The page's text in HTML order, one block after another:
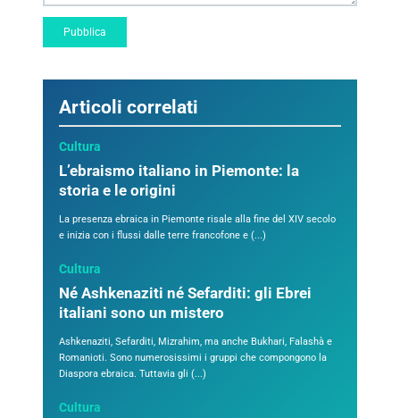
Articoli correlati
Cultura
L’ebraismo italiano in Piemonte: la
storia e le origini
La presenza ebraica in Piemonte risale alla fine del XIV secolo
e inizia con i flussi dalle terre francofone e (...)
Cultura
Né Ashkenaziti né Sefarditi: gli Ebrei
italiani sono un mistero
Ashkenaziti, Sefarditi, Mizrahim, ma anche Bukhari, Falashà e
Romanioti. Sono numerosissimi i gruppi che compongono la
Diaspora ebraica. Tuttavia gli (...)
Cultura